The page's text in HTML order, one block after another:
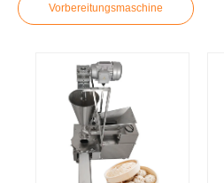
Vorbereitungsmaschine